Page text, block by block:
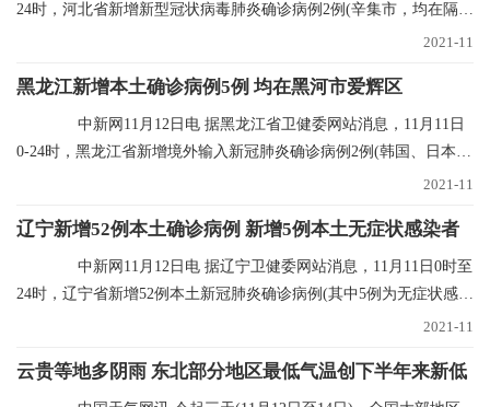
24时，河北省新增新型冠状病毒肺炎确诊病例2例(辛集市，均在隔离
2021-11
黑龙江新增本土确诊病例5例 均在黑河市爱辉区
中新网11月12日电 据黑龙江省卫健委网站消息，11月11日
0-24时，黑龙江省新增境外输入新冠肺炎确诊病例2例(韩国、日本输
2021-11
辽宁新增52例本土确诊病例 新增5例本土无症状感染者
中新网11月12日电 据辽宁卫健委网站消息，11月11日0时至
24时，辽宁省新增52例本土新冠肺炎确诊病例(其中5例为无症状感染
2021-11
云贵等地多阴雨 东北部分地区最低气温创下半年来新低